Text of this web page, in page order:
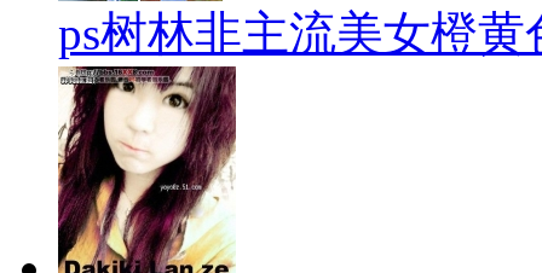
ps树林非主流美女橙黄